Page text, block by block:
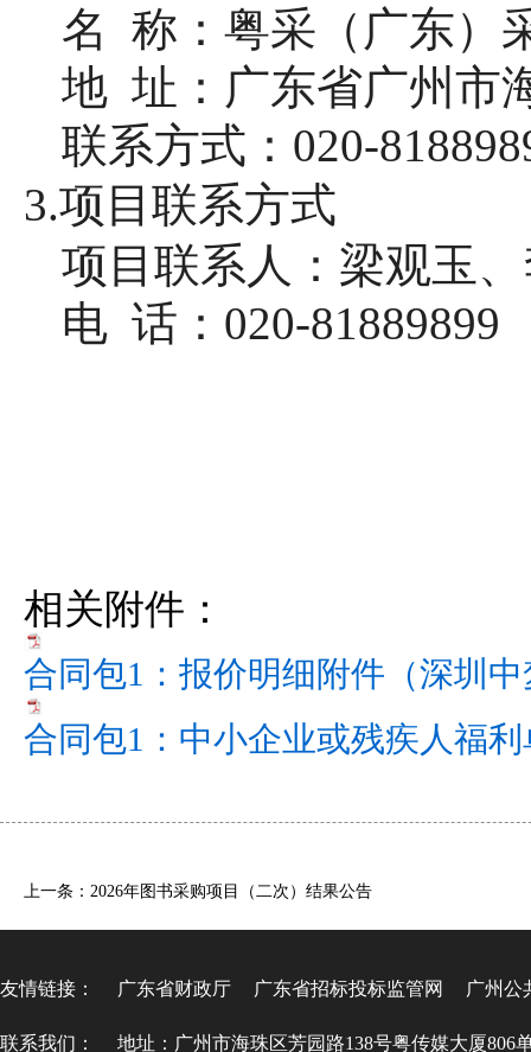
名
称：粤采（广东）
地 址：广东省广州市
联系方式： 020-
3.项目联系方式
项目联系人：梁观玉
电 话：020-81889899
相关附件：
合同包1：报价明细附件（深圳
合同包1：中小企业或残疾人福
上一条：2026年图书采购项目（二次）结果公告
友情链接： 广东省财政厅 广东省招标投标监管网 广州公
联系我们： 地址：广州市海珠区芳园路138号粤传媒大厦806